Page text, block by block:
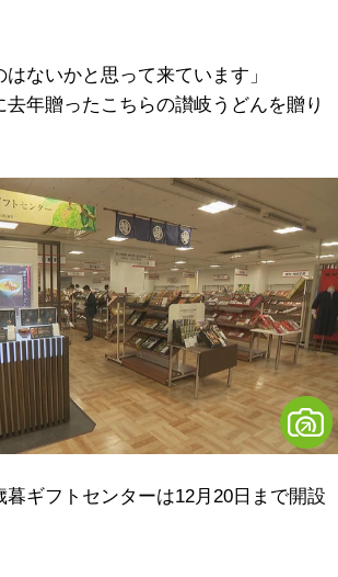
はないかと思って来ています」
去年贈ったこちらの讃岐うどんを贈り
ギフトセンターは12月20日まで開設